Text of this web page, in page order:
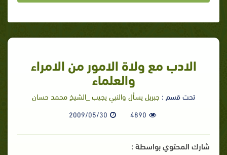
الادب مع ولاة الامور من الامراء
والعلماء
تحت قسم : جبريل يسأل والنبي يجيب _الشيخ محمد حسان
4890
2009/05/30
شارك المحتوي بواسطة :